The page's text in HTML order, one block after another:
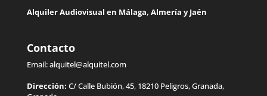
Alquiler Audiovisual en Málaga, Almería yJaén
Contacto
Email:alquitel@alquitel.com
Dirección: C/ Calle Bubión, 45, 18210 Peligros, Granada,